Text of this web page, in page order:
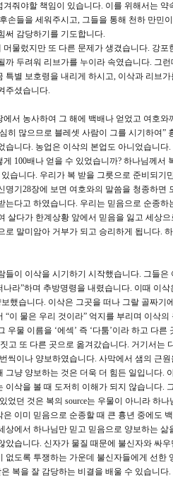
줘야할 책임이 있습니다. 이를 위해서는
손들을 세워주시고, 그들을 통해 천하 만민
써 감당하기를 기도합니다.
물렀지만 또 다른 문제가 생겼습니다. 강
까 두려워 리브가를 누이라 속였습니다. 그
특별 보호령을 내리게 하시고, 이삭과 리브
주셨습니다.
에서 농사하여 그 해에 백배나 얻었고 여호
히 많으므로 블레셋 사람이 그를 시기하여
습니다. 농업은 이삭의 본업도 아니었습니
100배나 얻을 수 있었습니까? 하나님께서
습니다. 우리가 복 받을 그릇으로 준비되
명기28장에 보면 여호와의 말씀을 청종하
는다고 하였습니다. 우리는 믿음으로 순종
살다가 한계상황 앞에서 믿음을 잃고 세상
로 말미암아 거부가 되고 승리하게 됩니다.
들이 이삭을 시기하기 시작했습니다. 그들
라”하며 추방명령을 내렸습니다. 이때 이
했습니다. 이삭은 그곳을 떠나 그랄 골짜
“이 물은 우리 것이라” 억지를 부리며 이삭
우물 이름을 ‘에섹’ 즉 ‘다툼’이라 하고 다
짓고 또 다른 곳으로 옮겨갔습니다. 거기서
씩이나 양보하였습니다. 사막에서 샘의 근
그냥 양보하는 것은 더욱 더 힘든 일입니다.
이삭을 볼 때 도저히 이해가 되지 않습니다.
었던 것은 복의 source는 우물이 아니라 하
이미 믿음으로 순종할 때 큰 흉년 중에도
상에서 하나님만 믿고 믿음으로 양보하는
았습니다. 신자가 물질 때문에 불신자와 싸
없도록 투쟁하는 가운데 불신자들에게 선한
복을 잘 감당하는 비결을 배울 수 있습니